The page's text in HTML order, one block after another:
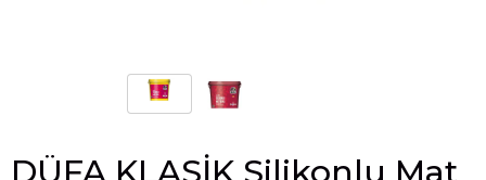
DÜFA KLASİK Silikonlu Mat